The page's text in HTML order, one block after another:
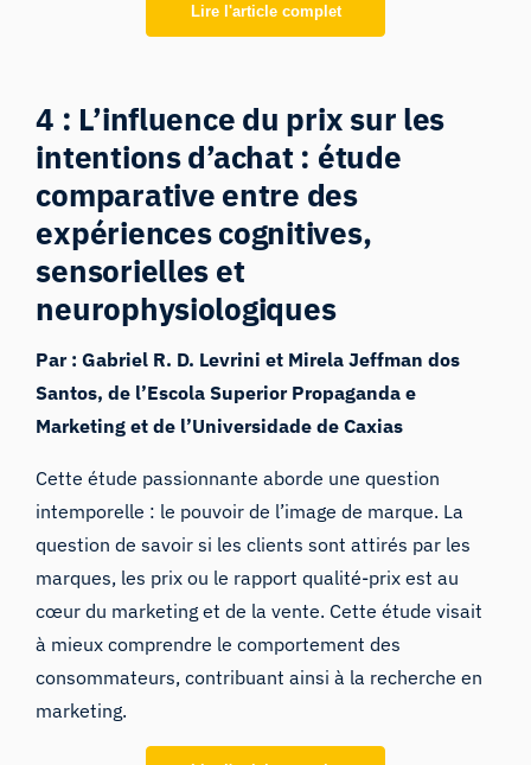
Lire l'article complet
4 : L’influence du prix sur les
intentions d’achat : étude
comparative entre des
expériences cognitives,
sensorielles et
neurophysiologiques
Par : Gabriel R. D. Levrini et Mirela Jeffman dos
Santos, de l’Escola Superior Propaganda e
Marketing et de l’Universidade de Caxias
Cette étude passionnante aborde une question
intemporelle : le pouvoir de l’image de marque. La
question de savoir si les clients sont attirés par les
marques, les prix ou le rapport qualité-prix est au
cœur du marketing et de la vente. Cette étude visait
à mieux comprendre le comportement des
consommateurs, contribuant ainsi à la recherche en
marketing.